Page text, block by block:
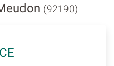
(92190)